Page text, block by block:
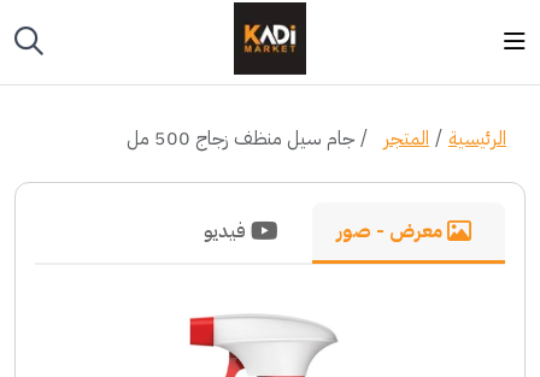
الرئيسية المتجر جام سيل منظف زجاج 500 مل
معرض - صور فيديو